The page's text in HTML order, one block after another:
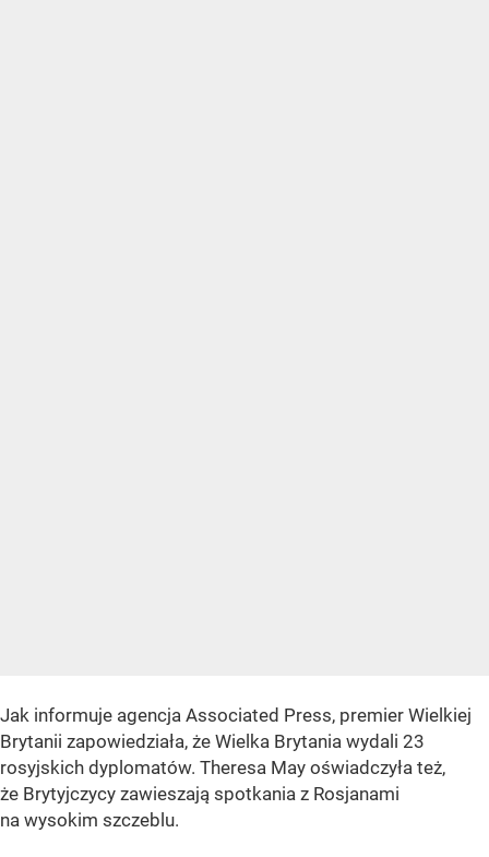
Jak informuje agencja Associated Press, premier Wielkiej
Brytanii zapowiedziała, że Wielka Brytania wydali 23
rosyjskich dyplomatów. Theresa May oświadczyła też,
że Brytyjczycy zawieszają spotkania z Rosjanami
na wysokim szczeblu.